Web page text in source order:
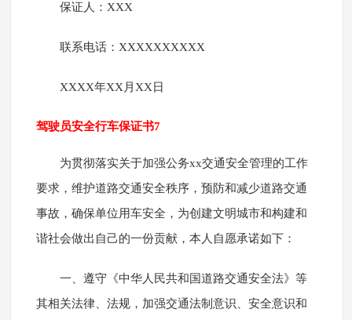
保证人：XXX
联系电话：XXXXXXXXXX
XXXX年XX月XX日
驾驶员安全行车保证书7
为贯彻落实关于加强公务xx交通安全管理的工作
要求，维护道路交通安全秩序，预防和减少道路交通
事故，确保单位用车安全，为创建文明城市和构建和
谐社会做出自己的一份贡献，本人自愿承诺如下：
一、遵守《中华人民共和国道路交通安全法》等
其相关法律、法规，加强交通法制意识、安全意识和